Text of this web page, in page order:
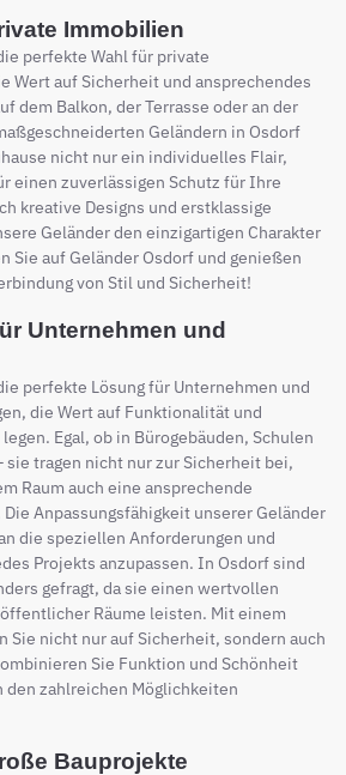
Immobilien
perfekte Wahl für private
Wert auf Sicherheit und ansprechendes
dem Balkon, der Terrasse oder an der
Geländern in Osdorf
nicht nur ein individuelles Flair,
einen zuverlässigen Schutz für Ihre
kreative Designs und erstklassige
Geländer den einzigartigen Charakter
Sie auf Geländer Osdorf und genießen
von Stil und Sicherheit!
Unternehmen und
perfekte Lösung für Unternehmen und
die Wert auf Funktionalität und
Egal, ob in Bürogebäuden, Schulen
sie tragen nicht nur zur Sicherheit bei,
Raum auch eine ansprechende
Anpassungsfähigkeit unserer Geländer
die speziellen Anforderungen und
Projekts anzupassen. In Osdorf sind
gefragt, da sie einen wertvollen
Räume leisten. Mit einem
Sie nicht nur auf Sicherheit, sondern auch
Sie Funktion und Schönheit
den zahlreichen Möglichkeiten
Bauprojekte